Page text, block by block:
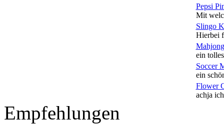
Pepsi
Mit
Slingo
Hierbei
ein
Soccer
ein
Flower
achja
Empfehlungen